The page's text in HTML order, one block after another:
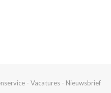
- Vacatures - Nieuwsbrief